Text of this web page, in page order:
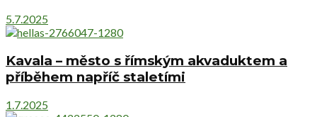
5.7.2025
Kavala – město s římským akvaduktem a
příběhem napříč staletími
1.7.2025